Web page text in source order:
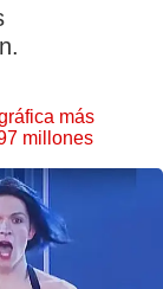
más
millones